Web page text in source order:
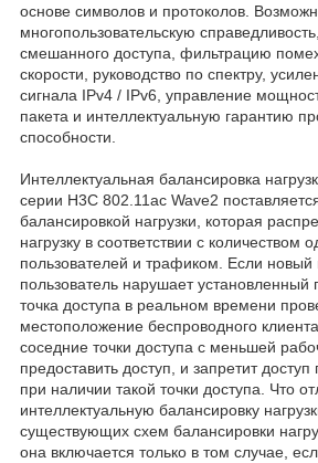
основе символов и протоколов.
многопользовательскую
смешанного доступа, фильтрацию
скорости, руководство по спектру,
сигнала IPv4 / IPv6, управление
пакета и интеллектуальную гарантию
способности.
Интеллектуальная балансировка
серии H3C 802.11ac Wave2
балансировкой нагрузки, которая
нагрузку в соответствии с количеством
пользователей и трафиком. Если
пользователь нарушает установленный
точка доступа в реальном времени
местоположение беспроводного
соседние точки доступа с меньшей
предоставить доступ, и запретит доступ
при наличии такой точки доступа. Что
интеллектуальную балансировку
существующих схем балансировки
она включается только в том случае,